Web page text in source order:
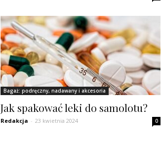
Bagaż: podręczny, nadawany i akcesoria
Jak spakować leki do samolotu?
Redakcja - 23 kwietnia 2024 0